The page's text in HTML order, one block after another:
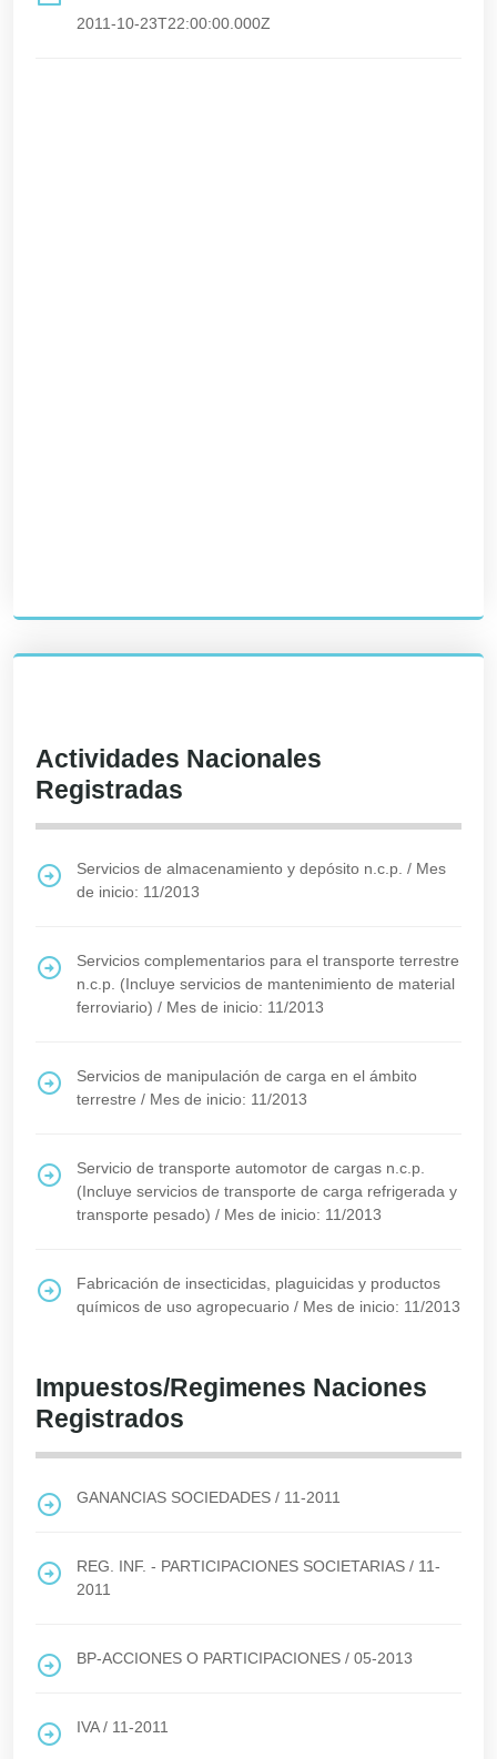
2011-10-23T22:00:00.000Z
Actividades Nacionales
Registradas
Servicios de almacenamiento y depósito n.c.p. / Mes
de inicio: 11/2013
Servicios complementarios para el transporte terrestre
n.c.p. (Incluye servicios de mantenimiento de material
ferroviario) / Mes de inicio: 11/2013
Servicios de manipulación de carga en el ámbito
terrestre / Mes de inicio: 11/2013
Servicio de transporte automotor de cargas n.c.p.
(Incluye servicios de transporte de carga refrigerada y
transporte pesado) / Mes de inicio: 11/2013
Fabricación de insecticidas, plaguicidas y productos
químicos de uso agropecuario / Mes de inicio: 11/2013
Impuestos/Regimenes Naciones
Registrados
GANANCIAS SOCIEDADES / 11-2011
REG. INF. - PARTICIPACIONES SOCIETARIAS / 11-
2011
BP-ACCIONES O PARTICIPACIONES / 05-2013
IVA/ 11-2011